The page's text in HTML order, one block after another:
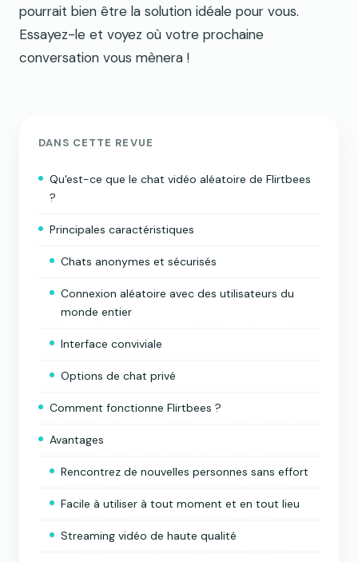
pourrait bien être la solution idéale pour vous.
Essayez-le et voyez où votre prochaine
conversation vous mènera !
DANS CETTE REVUE
Qu'est-ce que le chat vidéo aléatoire de Flirtbees
?
Principales caractéristiques
Chats anonymes et sécurisés
Connexion aléatoire avec des utilisateurs du
monde entier
Interface conviviale
Options de chat privé
Comment fonctionne Flirtbees ?
Avantages
Rencontrez de nouvelles personnes sans effort
Facile à utiliser à tout moment et en tout lieu
Streaming vidéo de haute qualité